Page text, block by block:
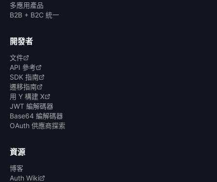
多應用產品
B2B + B2C 統一
開發者
文件
API 參考
SDK 指南
遷移指南
用 Y 構建 X
JWT 編解碼器
Base64 編解碼器
OAuth 供應商探索
資源
博客
Auth Wiki